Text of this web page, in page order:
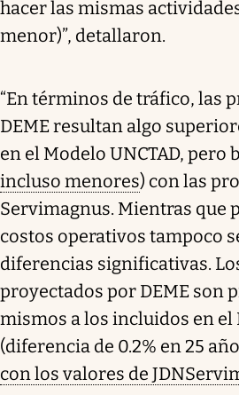
hacer las mismas
menor)”, detallaron.
“En términos de tráfico, las
DEME resultan algo
en el Modelo UNCTAD, pero
incluso menores) con las
Servimagnus. Mientras que
costos operativos tampoco
diferencias significativas.
proyectados por DEME son
mismos a los incluidos en el
(diferencia de 0.2% en 25
con los valores de